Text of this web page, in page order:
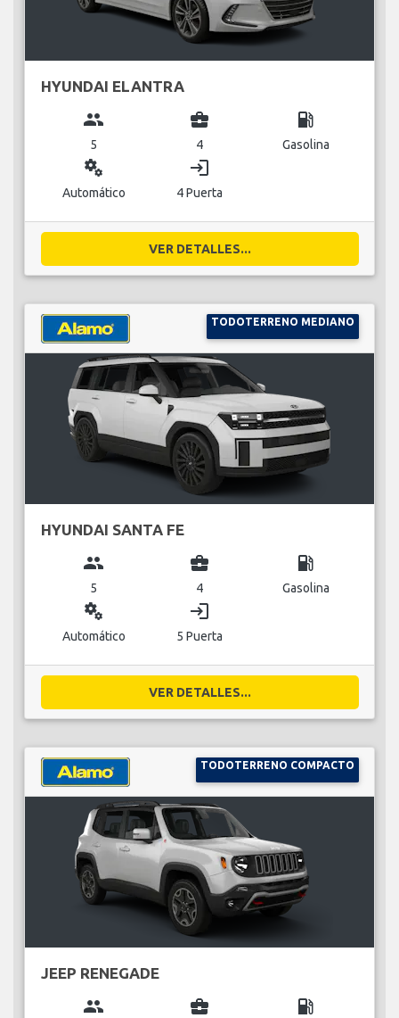
HYUNDAI ELANTRA
group
5
business_center
4
local_gas_station
Gasolina
miscellaneous_services
Automático
login
4 Puerta
VER DETALLES...
TODOTERRENO MEDIANO
HYUNDAI SANTA FE
group
5
business_center
4
local_gas_station
Gasolina
miscellaneous_services
Automático
login
5 Puerta
VER DETALLES...
TODOTERRENO COMPACTO
JEEP RENEGADE
group business_center local_gas_station